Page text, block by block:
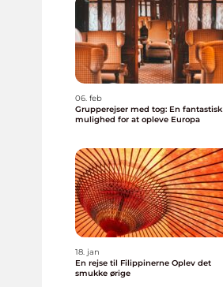
06. feb
Grupperejser med tog: En fantastisk
mulighed for at opleve Europa
18. jan
En rejse til Filippinerne Oplev det
smukke ørige